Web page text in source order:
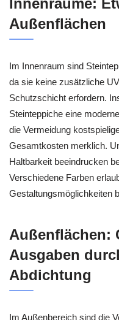
Innenräume:
Außenflächen
Im Innenraum sind
da sie keine zusätzliche
Schutzschicht erfordern.
Steinteppiche eine
die Vermeidung
Gesamtkosten merklich.
Haltbarkeit beeindrucken
Verschiedene Farben
Gestaltungsmöglichkeiten
Außenflächen:
Ausgaben
Abdichtung
Im Außenbereich sind die